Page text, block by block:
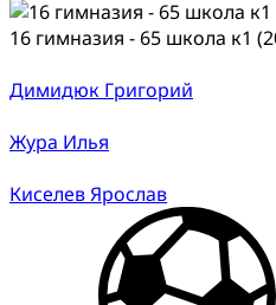
16 гимназия - 65 школа к1
Димидюк Григорий
Жура Илья
Киселев Ярослав